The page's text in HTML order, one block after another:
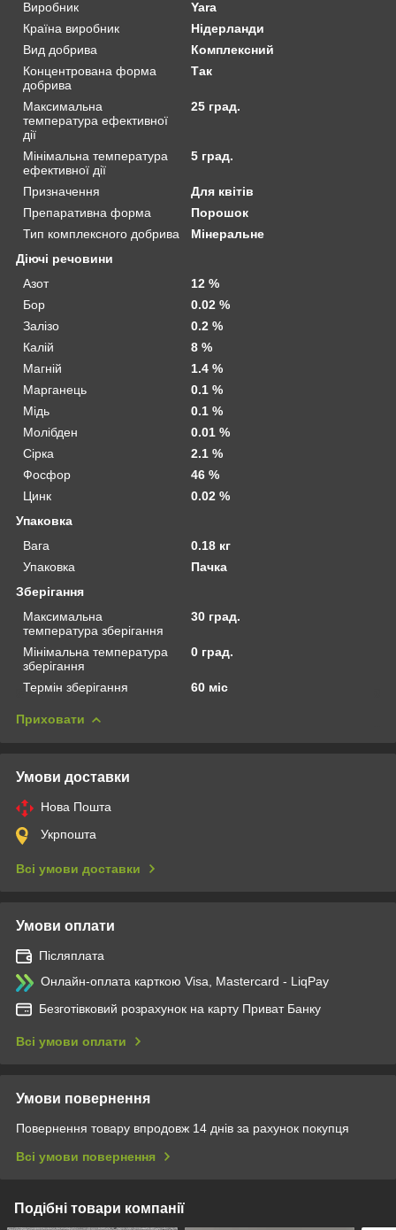
Виробник
Yara
Країна виробник
Нідерланди
Вид добрива
Комплексний
Концентрована форма
добрива
Так
Максимальна
температура ефективної
дії
25 град.
Мінімальна температура
ефективної дії
5 град.
Призначення
Для квітів
Препаративна форма
Порошок
Тип комплексного добрива
Мінеральне
Діючі речовини
Азот
12 %
Бор
0.02 %
Залізо
0.2 %
Калій
8 %
Магній
1.4 %
Марганець
0.1 %
Мідь
0.1 %
Молібден
0.01 %
Сірка
2.1 %
Фосфор
46 %
Цинк
0.02 %
Упаковка
Вага
0.18 кг
Упаковка
Пачка
Зберігання
Максимальна
температура зберігання
30 град.
Мінімальна температура
зберігання
0 град.
Термін зберігання 60 міс
Приховати
Умови доставки
Нова Пошта
Укрпошта
Всі умови доставки
Умови оплати
Післяплата
Онлайн-оплата карткою Visa, Mastercard - LiqPay
Безготівковий розрахунок на карту Приват Банку
Всі умови оплати
Умови повернення
Повернення товару впродовж 14 днів за рахунок покупця
Всі умови повернення
Подібні товари компанії